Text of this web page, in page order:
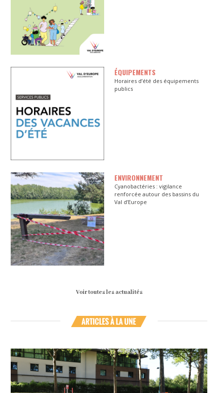
ÉQUIPEMENTS
Horaires d’été des équipements
publics
ENVIRONNEMENT
Cyanobactéries : vigilance
renforcée autour des bassins du
Val d’Europe
Voir toutes les actualités